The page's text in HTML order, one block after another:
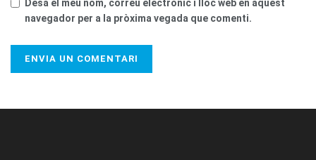
Desa el meu nom, correu electrònic i lloc web en aquest
navegador per a la pròxima vegada que comenti.